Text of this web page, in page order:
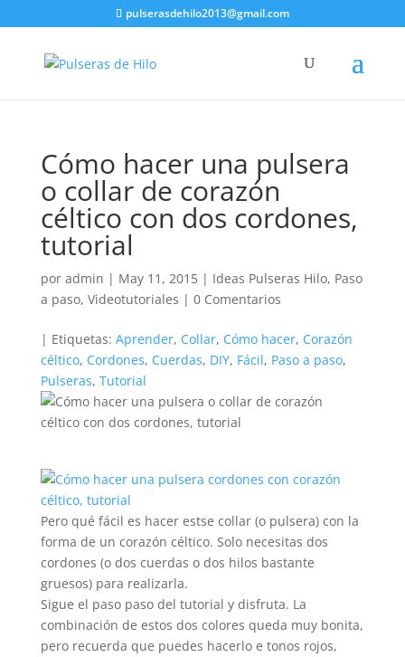
pulserasdehilo2013@gmail.com
Cómo hacer una pulsera
o collar de corazón
céltico con dos cordones,
tutorial
por admin | May 11, 2015| Ideas Pulseras Hilo, Paso
a paso, Videotutoriales | 0 Comentarios
| Etiquetas: Aprender, Collar, Cómo hacer, Corazón
céltico, Cordones, Cuerdas, DIY, Fácil, Paso a paso,
Pulseras, Tutorial
Pero qué fácil es hacer estse collar (o pulsera) con la
forma de un corazón céltico. Solo necesitas dos
cordones (o dos cuerdas o dos hilos bastante
gruesos) para realizarla.
Sigue el paso paso del tutorial y disfruta. La
combinación de estos dos colores queda muy bonita,
pero recuerda que puedes hacerlo e tonos rojos,